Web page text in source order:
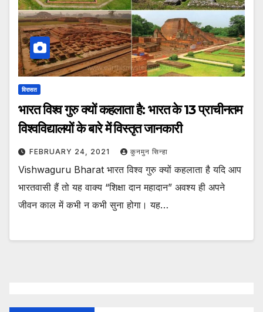
विरासत
भारत विश्व गुरु क्यों कहलाता है: भारत के 13 प्राचीनतम
विश्वविद्यालयों के बारे में विस्तृत जानकारी
FEBRUARY 24, 2021 कुनमुन सिन्हा
Vishwaguru Bharat भारत विश्व गुरु क्यों कहलाता है यदि आप
भारतवासी हैं तो यह वाक्य “शिक्षा दान महादान” अवश्य ही अपने
जीवन काल में कभी न कभी सुना होगा। यह…